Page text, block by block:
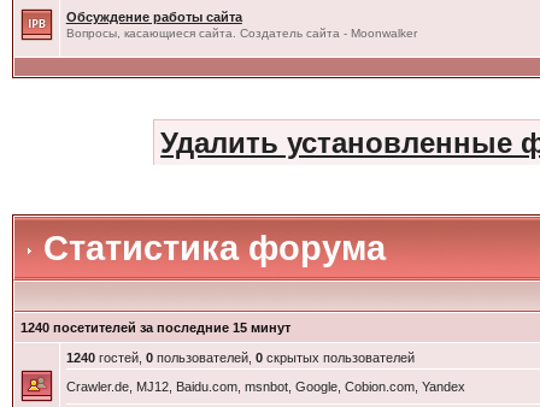
Обсуждение работы сайта
Вопросы, касающиеся сайта. Создатель сайта - Moonwalker
Удалить установленные
Статистика форума
1240 посетителей за последние 15 минут
1240гостей, 0пользователей, 0скрытых пользователей
Crawler.de, MJ12, Baidu.com, msnbot, Google, Cobion.com, Yandex